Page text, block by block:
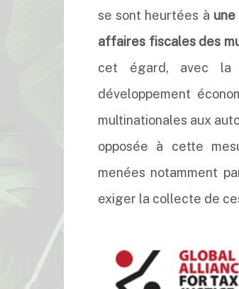
se sont heurtées à
affaires fiscales des
cet égard, avec la
développement
multinationales aux
opposée à cette
menées notamment
exiger la collecte de